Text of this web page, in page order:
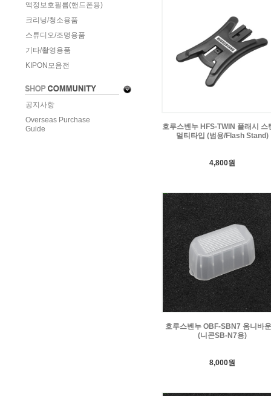
액정보호필름(핸드폰용)
크리닝/청소용품
스튜디오/조명용품
기타/촬영용품
KIPON모음전
공지사항
Overseas Purchase
Guide
호루스벤누 HFS-TWIN 플래시 스
멀티타입 (범용/Flash Stand)
4,800원
호루스벤누 OBF-SBN7 옴니바
(니콘SB-N7용)
8,000원